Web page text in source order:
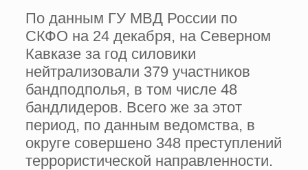
По данным ГУ МВД России по
СКФО на 24 декабря, на Северном
Кавказе за год силовики
нейтрализовали 379 участников
бандподполья, в том числе 48
бандлидеров. Всего же за этот
период, по данным ведомства, в
округе совершено 348 преступлений
террористической направленности.